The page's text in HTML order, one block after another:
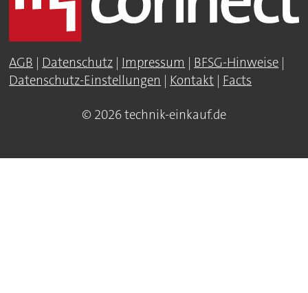
AGB Datenschutz Impressum BFSG-Hinweise
Datenschutz-Einstellungen
Kontakt Facts
© 2026 technik-einkauf.de